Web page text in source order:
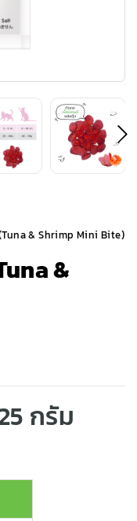
& Shrimp Mini Bite)
&
กรัม